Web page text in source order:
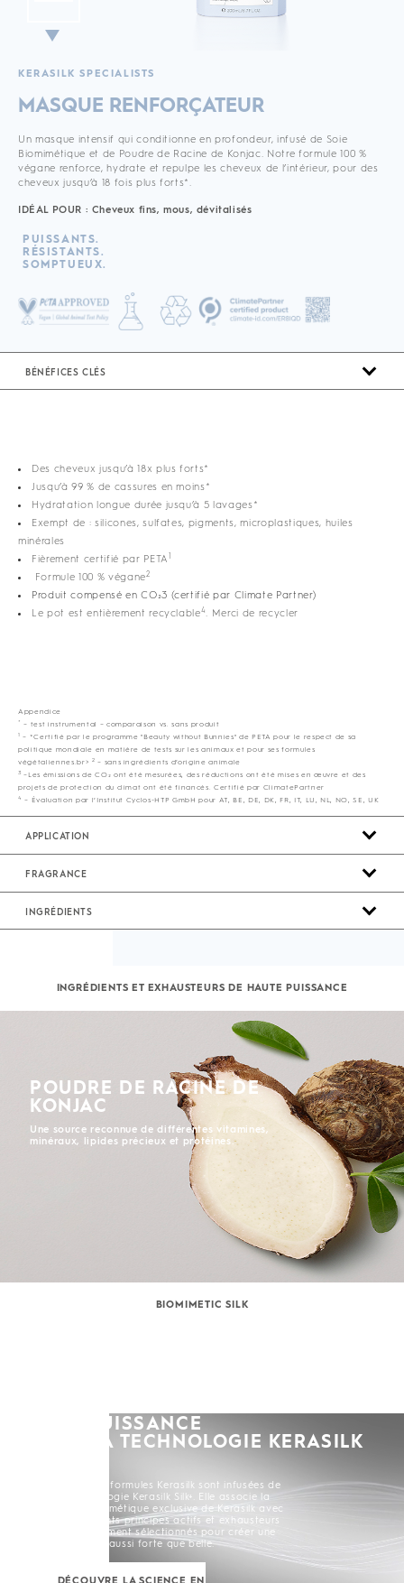
KERASILK SPECIALISTS
MASQUE RENFORÇATEUR
Un masque intensif qui conditionne en profondeur, infusé de Soie
Biomimétique et de Poudre de Racine de Konjac. Notre formule 100 %
végane renforce, hydrate et repulpe les cheveux de l’intérieur, pour des
cheveux jusqu’à 18 fois plus forts*.
IDÉAL POUR : Cheveux fins, mous, dévitalisés
PUISSANTS.
RÉSISTANTS.
SOMPTUEUX.
BÉNÉFICES CLÉS
Des cheveux jusqu’à 18x plus forts*
Jusqu’à 99 % de cassures en moins*
Hydratation longue durée jusqu’à 5 lavages*
Exempt de : silicones, sulfates, pigments, microplastiques, huiles
minérales
Fièrement certifié par PETA 1
Formule 100 % végane2
Produit compensé en CO₂3 (certifié par Climate Partner)
Le pot est entièrement recyclable4. Merci de recycler
Appendice
* – test instrumental – comparaison vs. sans produit
1 – *Certifié par le programme "Beauty without Bunnies" de PETA pour le respect de sa
politique mondiale en matière de tests sur les animaux et pour ses formules
végétaliennes.br> 2 – sans ingrédients d’origine animale
3 –Les émissions de CO₂ ont été mesurées, des réductions ont été mises en œuvre et des
projets de protection du climat ont été financés. Certifié par ClimatePartner
4 – Évaluation par l’Institut Cyclos-HTP GmbH pour AT, BE, DE, DK, FR, IT, LU, NL, NO, SE, UK
APPLICATION
FRAGRANCE
INGRÉDIENTS
INGRÉDIENTS ET EXHAUSTEURS DE HAUTE PUISSANCE
POUDRE DE RACINE DE
KONJAC
Une source reconnue de différentes vitamines,
minéraux, lipides précieux et protéines.
BIOMIMETIC SILK
LA PUISSANCE
DE LA TECHNOLOGIE KERASILK
Toutes les formules Kerasilk sont infusées de
la Technologie Kerasilk Silk+. Elle associe la
Soie Biomimétique exclusive de Kerasilk avec
de puissants principes actifs et exhausteurs
soigneusement sélectionnés pour créer une
chevelure aussi forte que belle.